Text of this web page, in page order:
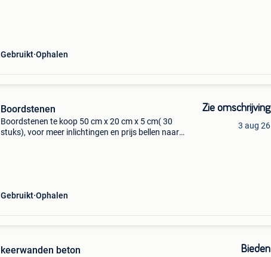
Gebruikt Ophalen
Boordstenen
Boordstenen te koop 50 cm x 20 cm x 5 cm( 30
stuks), voor meer inlichtingen en prijs bellen naar
Gebruikt Ophalen
Zie omschrijving
3 aug 26
keerwanden beton Bieden